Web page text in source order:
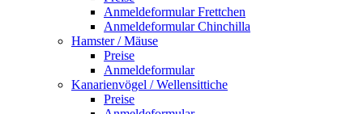
Anmeldeformular Frettchen
Anmeldeformular Chinchilla
Hamster / Mäuse
Preise
Anmeldeformular
Kanarienvögel / Wellensittiche
Preise